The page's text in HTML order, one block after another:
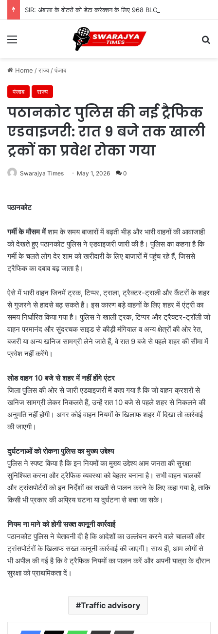
Menu
Home /राज्य /पंजाब
पंजाब राज्य
पठानकोट पुलिस की नई ट्रैफिक
एडवाइजरी: रात 9 बजे तक खाली
ट्रकों का प्रवेश रोका गया
Swarajya Times May 1, 2026 0
पठानकोट
गर्मी के मौसम मेंशाम के समय बाजारों में बढ़ती भीड़ और भारी वाहनों की आवाजाही
को देखते हुए पठानकोट पुलिस ने एडवाइजरी जारी की है। पुलिस का कहना है कि
गर्मी के चलते लोग देर शाम को खरीदारी के लिए बाजारों में पहुंच रहे हैं, जिससे
ट्रैफिक का दबाव बढ़ जाता है।
ऐसे में भारी वाहन जिनमें ट्रक, टिप्पर, ट्राला, ट्रैक्टर-ट्राली और कैंटरों के शहर
से गुजरने से हादसे बढ़ सकते हैं। इस कारण बड़े वाहनों के लिए शहर में एंट्री का
समय निर्धारित किया गया है। पुलिस ने खाली ट्रक, टिप्पर और ट्रैक्टर-ट्रॉली जो
वाहन परमानंद और सुंदरचक साइड से कीड़ी मंगियाल व अन्य क्षेत्रों की ओर रेत,
बजरी या अन्य खनिज सामग्री लेने जाते हैं, वे रात 9 बजे से पहले शहर की सीमा में
प्रवेश नहीं करेंगे।
लोड वाहन 10 बजे से शहर में नहीं होंगे एंटर
जिला पुलिस की ओर से जारी एडवाइजरी में कहा गया है कि जो वाहन क्रशरों से
खनिज सामग्री लेकर निकलते हैं, उन्हें रात 10 बजे से पहले शहर से निकलने की
अनुमति नहीं होगी। अगर कोई वाहन नियमों के खिलाफ शहर में दिखा तो कार्रवाई
की जाएगी।
दुर्घटनाओं को रोकना पुलिस का मुख्य उद्देश्य
पुलिस ने स्पष्ट किया है कि इन नियमों का मुख्य उद्देश्य आम जनता की सुरक्षा
सुनिश्चित करना और ट्रैफिक व्यवस्था को बेहतर बनाना है। सभी वाहन चालकों
और ट्रांसपोर्टरों को इन निर्देशों का सख्ती से पालन करने के लिए कहा गया है, ताकि
किसी भी प्रकार की अप्रिय घटना या दुर्घटना से बचा जा सके।
नियम ना माने को होगी सख्त कानूनी कार्रवाई
पठानकोट पुलिस ने चेतावनी दी है कि आदेशों का उल्लंघन करने वाले चालकों और
ट्रांसपोर्टरों के खिलाफ सख्त कानूनी कार्रवाई की जाएगी। साथ ही, आम लोगों से
भी अपील की गई है कि वे ट्रैफिक नियमों का पालन करें और अपनी यात्रा के दौरान
सुरक्षा को प्राथमिकता दें।
Traffic advisory